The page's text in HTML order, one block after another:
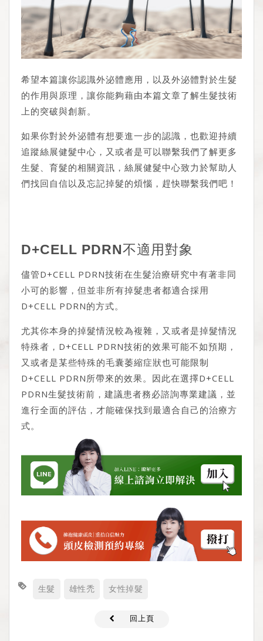
希望本篇讓你認識外泌體應用，以及外泌體對於生髮
的作用與原理，讓你能夠藉由本篇文章了解生髮技術
上的突破與創新。
如果你對於外泌體有想要進一步的認識，也歡迎持續
追蹤絲展健髮中心，又或者是可以聯繫我們了解更多
生髮、育髮的相關資訊，絲展健髮中心致力於幫助人
們找回自信以及忘記掉髮的煩惱， 趕快聯繫我們吧！
D+CELL PDRN不適用對象
儘管D+CELL PDRN技術在生髮治療研究中有著非同
小可的影響，但並非所有掉髮患者都適合採用
D+CELL PDRN的方式。
尤其你本身的掉髮情況較為複雜，又或者是掉髮情況
特殊者，D+CELL PDRN技術的效果可能不如預期，
又或者是某些特殊的毛囊萎縮症狀也可能限制
D+CELL PDRN所帶來的效果。因此在選擇D+CELL
PDRN生髮技術前，建議患者務必諮詢專業建議，並
進行全面的評估，才能確保找到最適合自己的治療方
式。
生髮 雄性禿 女性掉髮
回上頁